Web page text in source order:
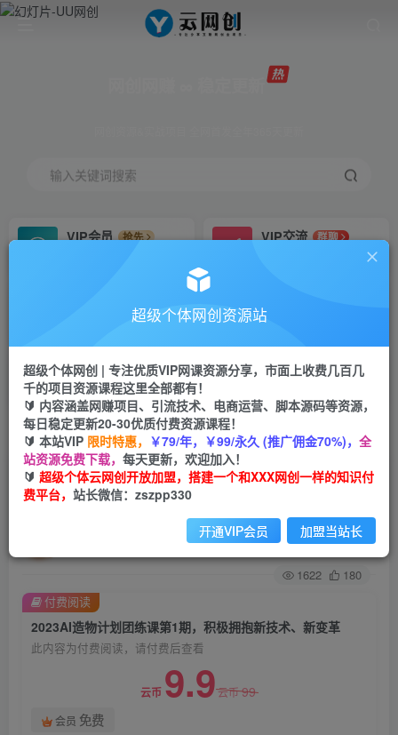
输入关键词搜索
VIP会员
抢先
VIP交流
群聊
研究探讨更多创业项目路子。
会员专属推广链接
招募站长
挂机
项目
脚本卡密
APP下载
GO
首页 创业课程 会员免费 正文
2023AI造物计划团练课第1期，积极拥抱新技术、
新变革
关注 私信
1622 180
2023AI造物计划团练课第1期，积极拥抱新技术、新变革
此内容为付费阅读，请付费后查看
云币 9.9云币99
会员 免费
付费阅读
超级个体网创资源站
超级个体网创 | 专注优质VIP网课资源分享，市面上收费几百几
千的项目资源课程这里全部都有！
🔰 内容涵盖网赚项目、引流技术、电商运营、脚本源码等资源，
每日稳定更新20-30优质付费资源课程！
🔰 本站VIP 限时特惠， ￥79/年，￥99/永久 (推广佣金70%)， 全
站资源免费下载， 每天更新，欢迎加入！
🔰 超级个体云网创开放加盟，搭建一个和XXX网创一样的知识付
费平台， 站长微信：zszpp330
开通VIP会员 加盟当站长